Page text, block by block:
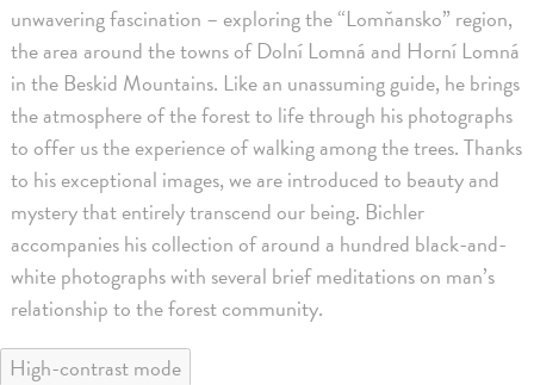
unwavering fascination – exploring the “Lomňansko” region,
the area around the towns of Dolní Lomná and Horní Lomná
in the Beskid Mountains. Like an unassuming guide, he brings
the atmosphere of the forest to life through his photographs
to offer us the experience of walking among the trees. Thanks
to his exceptional images, we are introduced to beauty and
mystery that entirely transcend our being. Bichler
accompanies his collection of around a hundred black-and-
white photographs with several brief meditations on man’s
relationship to the forest community.
High-contrast mode